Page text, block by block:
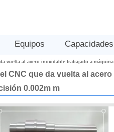
Equipos Capacidades
vuelta al acero inoxidable trabajado a
CNC que da vuelta al
0.002m m